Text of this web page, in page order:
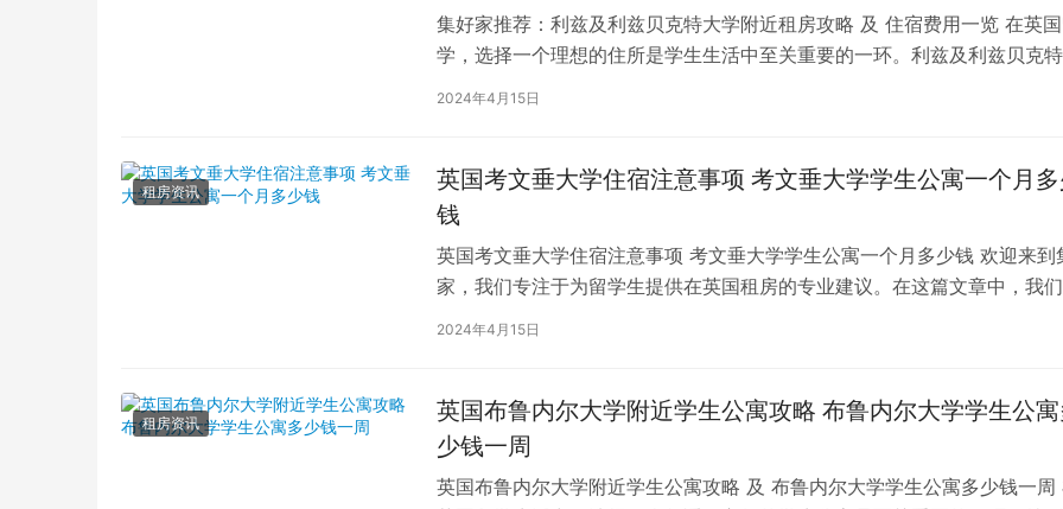
集好家推荐：利兹及利兹贝克特大学附近租房攻略 及 住宿费用一览 在英
学，选择一个理想的住所是学生生活中至关重要的一环。利兹及利兹贝克特
学（以下简称利兹贝大）作为英国一所卓越的…
2024年4月15日
租房资讯
英国考文垂大学住宿注意事项 考文垂大学学生公寓一个月
钱
英国考文垂大学住宿注意事项 考文垂大学学生公寓一个月多少钱 欢迎来到
家，我们专注于为留学生提供在英国租房的专业建议。在这篇文章中，我们
深入探讨英国考文垂大学住宿的注意事项，以…
2024年4月15日
租房资讯
英国布鲁内尔大学附近学生公寓攻略 布鲁内尔大学学生公寓
少钱一周
英国布鲁内尔大学附近学生公寓攻略 及 布鲁内尔大学学生公寓多少钱一周